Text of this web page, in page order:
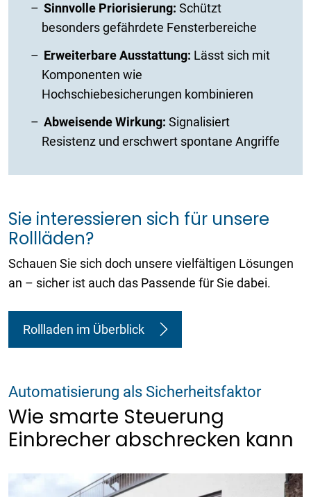
Sinnvolle Priorisierung: Schützt
besonders gefährdete Fensterbereiche
Erweiterbare Ausstattung: Lässt sich mit
Komponenten wie
Hochschiebesicherungen kombinieren
Abweisende Wirkung: Signalisiert
Resistenz und erschwert spontane Angriffe
Sie interessieren sich für unsere
Rollläden?
Schauen Sie sich doch unsere vielfältigen Lösungen
an – sicher ist auch das Passende für Sie dabei.
Rollladen im Überblick
Automatisierung als Sicherheitsfaktor
Wie smarte Steuerung
Einbrecher abschrecken kann